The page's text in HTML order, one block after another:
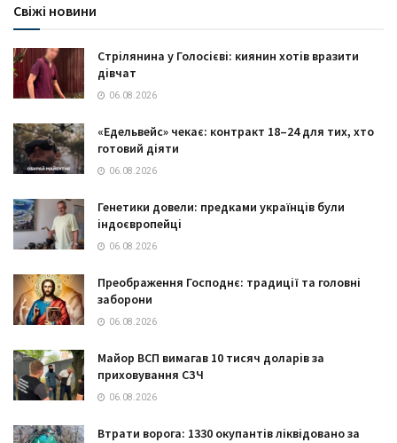
Свіжі новини
Стрілянина у Голосієві: киянин хотів вразити
дівчат
06.08.2026
«Едельвейс» чекає: контракт 18–24 для тих, хто
готовий діяти
06.08.2026
Генетики довели: предками українців були
індоєвропейці
06.08.2026
Преображення Господнє: традиції та головні
заборони
06.08.2026
Майор ВСП вимагав 10 тисяч доларів за
приховування СЗЧ
06.08.2026
Втрати ворога: 1330 окупантів ліквідовано за